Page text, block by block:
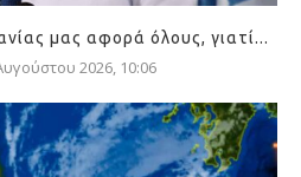
μας αφορά όλους, γιατί...
2026, 10:06